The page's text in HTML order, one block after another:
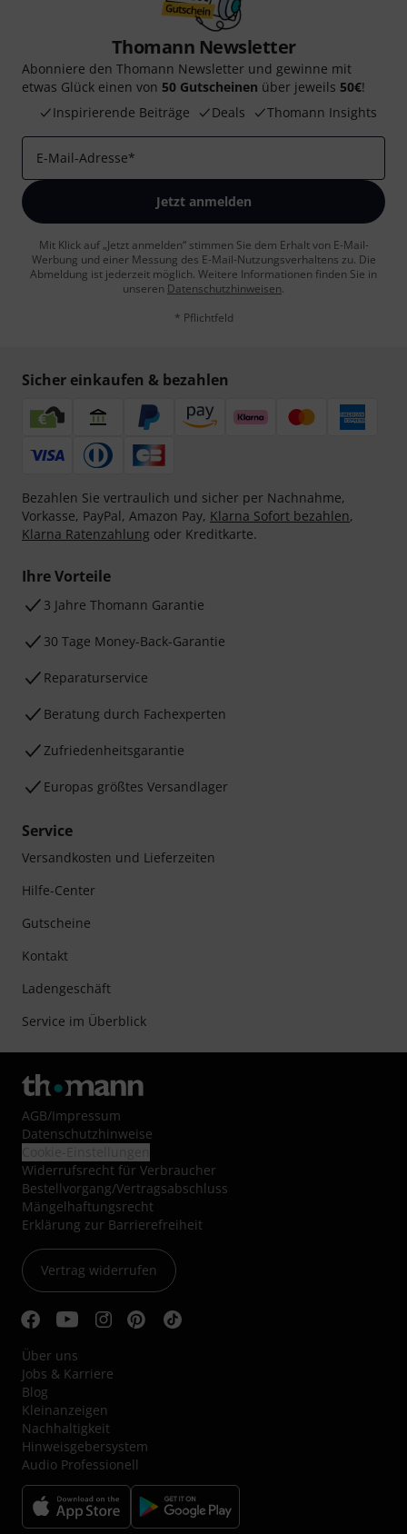
Thomann Newsletter
Abonniere den Thomann Newsletter und gewinne mit
etwas Glück einen von 50 Gutscheinen über jeweils 50€!
Inspirierende Beiträge
Deals Thomann Insights
E-Mail-Adresse*
Jetzt anmelden
Mit Klick auf „Jetzt anmelden“ stimmen Sie dem Erhalt von E-Mail-
Werbung und einer Messung des E-Mail-Nutzungsverhaltens zu. Die
Abmeldung ist jederzeit möglich. Weitere Informationen finden Sie in
unseren Datenschutzhinweisen.
* Pflichtfeld
Sicher einkaufen & bezahlen
Bezahlen Sie vertraulich und sicher per Nachnahme,
Vorkasse, PayPal, Amazon Pay, Klarna Sofort bezahlen,
Klarna Ratenzahlung oder Kreditkarte.
Ihre Vorteile
3 Jahre Thomann Garantie
30 Tage Money-Back-Garantie
Reparaturservice
Beratung durch Fachexperten
Zufriedenheitsgarantie
Europas größtes Versandlager
Service
Versandkosten und Lieferzeiten
Hilfe-Center
Gutscheine
Kontakt
Ladengeschäft
Service im Überblick
AGB/Impressum
Datenschutzhinweise
Widerrufsrecht für Verbraucher
Bestellvorgang/Vertragsabschluss
Mängelhaftungsrecht
Erklärung zur Barrierefreiheit
Vertrag widerrufen
Über uns
Jobs & Karriere
Blog
Kleinanzeigen
Nachhaltigkeit
Hinweisgebersystem
Audio Professionell